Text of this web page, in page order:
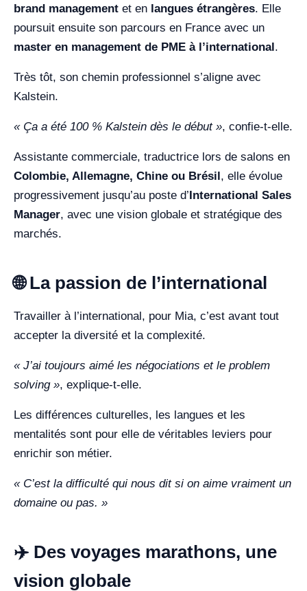
brand management et en langues étrangères. Elle
poursuit ensuite son parcours en France avec un
master en management de PME à l’international.
Très tôt, son chemin professionnel s’aligne avec
Kalstein.
« Ça a été 100 % Kalstein dès le début », confie-t-elle.
Assistante commerciale, traductrice lors de salons en
Colombie, Allemagne, Chine ou Brésil, elle évolue
progressivement jusqu’au poste d’International Sales
Manager, avec une vision globale et stratégique des
marchés.
🌐 La passion de l’international
Travailler à l’international, pour Mia, c’est avant tout
accepter la diversité et la complexité.
« J’ai toujours aimé les négociations et le problem
solving », explique-t-elle.
Les différences culturelles, les langues et les
mentalités sont pour elle de véritables leviers pour
enrichir son métier.
« C’est la difficulté qui nous dit si on aime vraiment un
domaine ou pas. »
✈️ Des voyages marathons, une
vision globale